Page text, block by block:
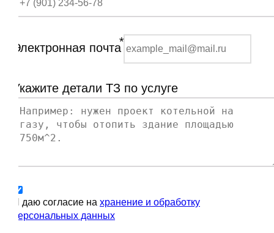
Электронная почта*
Укажите детали ТЗ по услуге
Я даю согласие на хранение и обработку
персональных данных